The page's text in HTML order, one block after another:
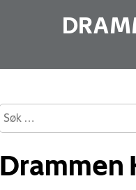
Drammen